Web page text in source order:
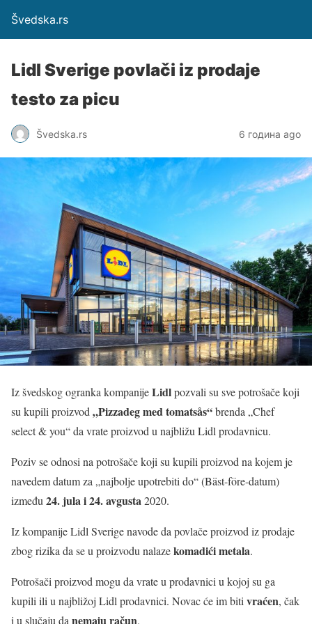
Švedska.rs
Lidl Sverige povlači iz prodaje
testo za picu
Švedska.rs 6 година ago
Iz švedskog ogranka kompanijeLidlpozvali su sve potrošače koji
su kupili proizvod „Pizzadeg med tomatsås“brenda „Chef
select & you“ da vrate proizvod u najbližu Lidl prodavnicu.
Poziv se odnosi na potrošače koji su kupili proizvod na kojem je
navedem datum za „najbolje upotrebiti do“ (Bäst-före-datum)
između 24. jula i 24. avgusta2020.
Iz kompanije Lidl Sverige navode da povlače proizvod iz prodaje
zbog rizika da se u proizvodu nalazekomadići metala.
Potrošači proizvod mogu da vrate u prodavnici u kojoj su ga
kupili ili u najbližoj Lidl prodavnici. Novac će im biti vraćen, čak
i u slučaju da nemaju račun.